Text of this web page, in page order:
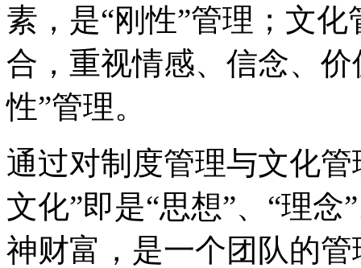
素，是“刚性”管理；文
合，重视情感、信念、
性”管理。
通过对制度管理与文化
文化”即是“思想”、“理
神财富，是一个团队的